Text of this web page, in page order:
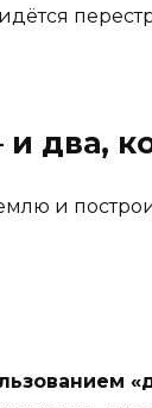
два,
и